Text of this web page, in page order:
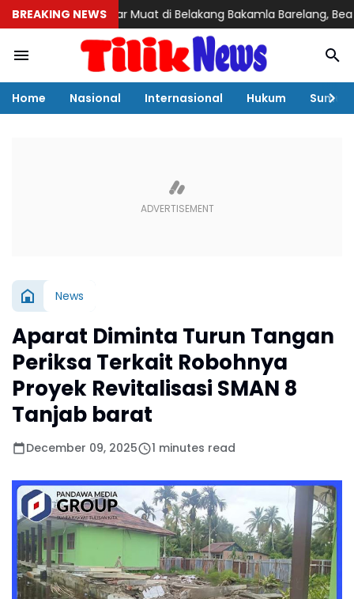
BREAKING NEWS
Bongkar Muat di Belakang Bakamla Barelang, Bea Cukai
Home Nasional Internasional Hukum Sumut
News
Aparat Diminta Turun Tangan
Periksa Terkait Robohnya
Proyek Revitalisasi SMAN 8
Tanjab barat
December 09, 2025 1 minutes read